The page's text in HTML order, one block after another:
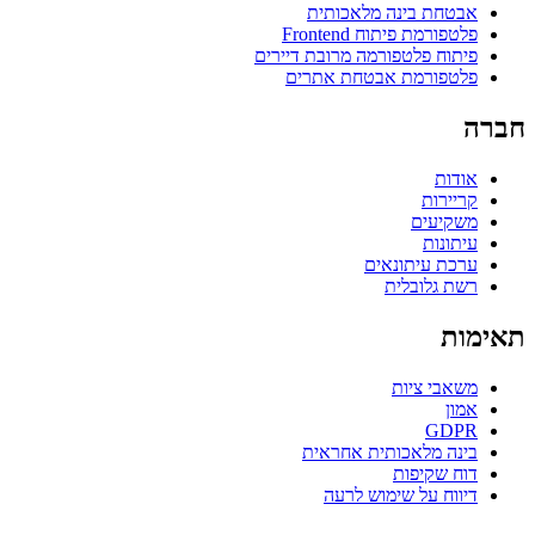
אבטחת בינה מלאכותית
פלטפורמת פיתוח Frontend
פיתוח פלטפורמה מרובת דיירים
פלטפורמת אבטחת אתרים
חברה
אודות
קריירות
משקיעים
עיתונות
ערכת עיתונאים
רשת גלובלית
תאימות
משאבי ציות
אמון
GDPR
בינה מלאכותית אחראית
דוח שקיפות
דיווח על שימוש לרעה